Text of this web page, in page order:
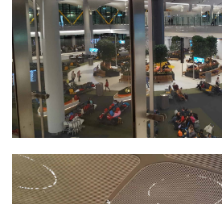
島・
エギ
ナ島
を散
策
4
3日
目、
メテ
観光
ツア
ー